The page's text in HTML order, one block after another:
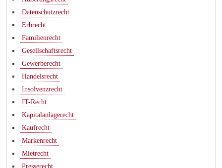
Datenschutzrecht
Erbrecht
Familienrecht
Gesellschaftsrecht
Gewerberecht
Handelsrecht
Insolvenzrecht
IT-Recht
Kapitalanlagerecht
Kaufrecht
Markenrecht
Mietrecht
Presserecht